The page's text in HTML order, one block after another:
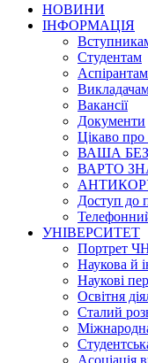
НОВИНИ
ІНФОРМАЦІЯ
Студентам
Вакансії
Документи
Цікаво про
ВАША
ВАРТО
Доступ до
УНІВЕРСИТЕТ
Портрет
Наукова й
Наукові
Освітня
Сталий
Асоціація